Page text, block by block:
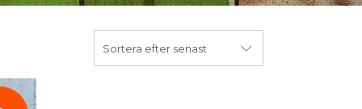
Sortera efter senast